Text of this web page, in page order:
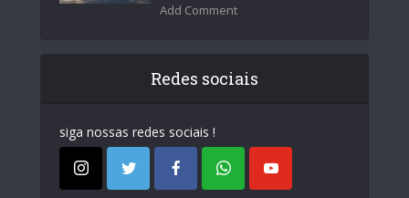
Add Comment
Redes sociais
siga nossas redes sociais !